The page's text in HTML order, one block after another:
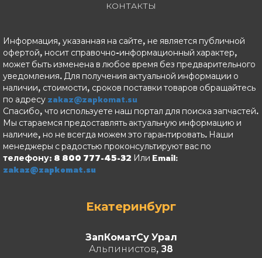
КОНТАКТЫ
Информация, указанная на сайте, не является публичной
офертой, носит справочно-информационный характер,
может быть изменена в любое время без предварительного
уведомления. Для получения актуальной информации о
наличии, стоимости, сроков поставки товаров обращайтесь
по адресу zakaz@zapkomat.su
Спасибо, что используете наш портал для поиска запчастей.
Мы стараемся предоставлять актуальную информацию и
наличие, но не всегда можем это гарантировать. Наши
менеджеры с радостью проконсультируют вас по
телефону: 8 800 777-45-32 Или Email:
zakaz@zapkomat.su
Екатеринбург
ЗапКоматСу Урал
Альпинистов, 38